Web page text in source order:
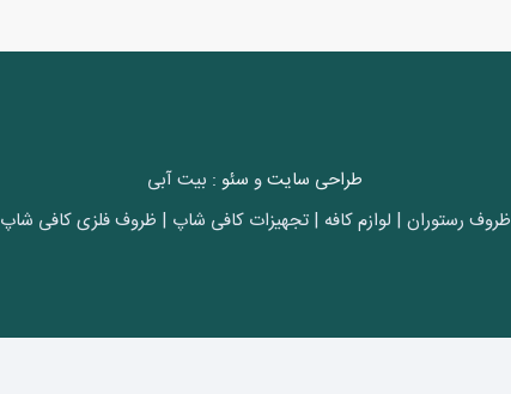
طراحی سایتو سئو : بیت آبی
ظروف رستوران | لوازم کافه | تجهیزات کافی شاپ | ظروف فلزی کافی شاپ